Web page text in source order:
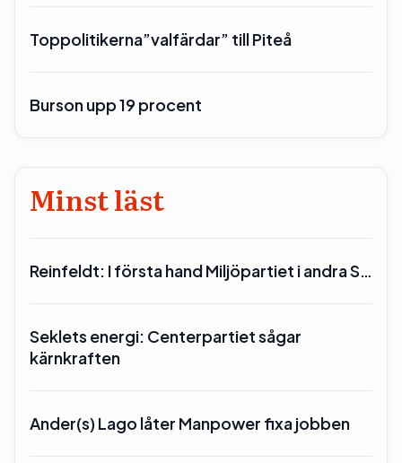
Toppolitikerna”valfärdar” till Piteå
Burson upp 19 procent
Minst läst
Reinfeldt: I första hand Miljöpartiet i andra S…
Seklets energi: Centerpartiet sågar
kärnkraften
Ander(s) Lago låter Manpower fixa jobben